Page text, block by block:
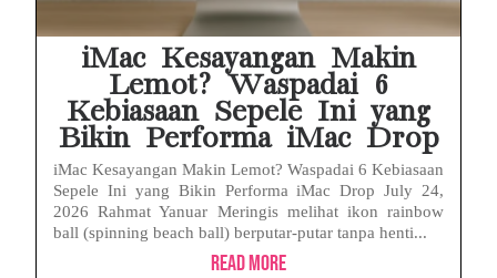
iMac Kesayangan Makin
Lemot? Waspadai 6
Kebiasaan Sepele Ini yang
Bikin Performa iMac Drop
iMac Kesayangan Makin Lemot? Waspadai 6 Kebiasaan
Sepele Ini yang Bikin Performa iMac Drop July 24,
2026 Rahmat Yanuar Meringis melihat ikon rainbow
ball (spinning beach ball) berputar-putar tanpa henti...
Read More